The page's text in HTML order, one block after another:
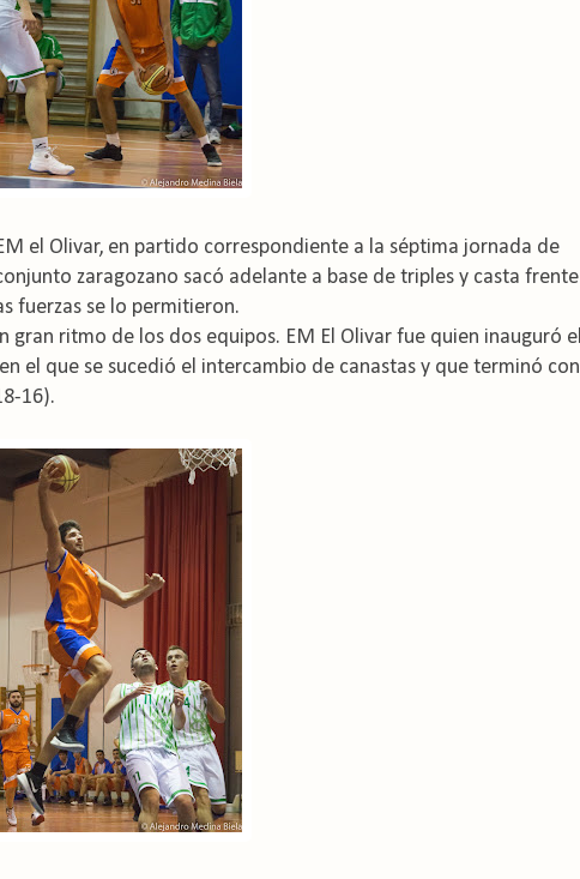
el Olivar, en partido correspondiente a la séptima jornada de
zaragozano sacó adelante a base de triples y casta frente
fuerzas se lo permitieron.
gran ritmo de los dos equipos. EM El Olivar fue quien inauguró el
el que se sucedió el intercambio de canastas y que terminó con
16).